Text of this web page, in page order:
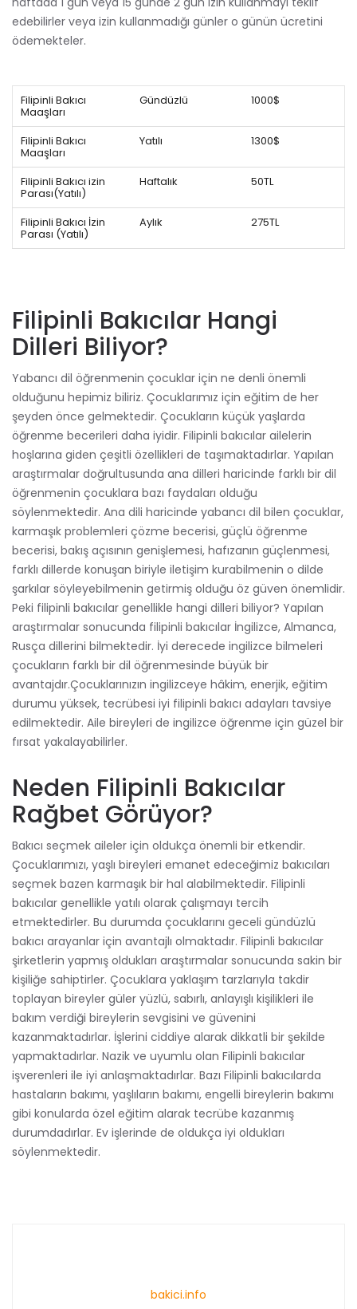
edebilirler veya izin kullanmadığı günler o günün ücretini
ödemekteler.
Filipinli Bakıcı
Maaşları
Gündüzlü 1000$
Filipinli Bakıcı
Maaşları
Yatılı 1300$
Filipinli Bakıcı izin
Parası(Yatılı)
Haftalık 50TL
Filipinli Bakıcı İzin
Parası (Yatılı)
Aylık 275TL
Filipinli Bakıcılar Hangi
Dilleri Biliyor?
Yabancı dil öğrenmenin çocuklar için ne denli önemli
olduğunu hepimiz biliriz. Çocuklarımız için eğitim de her
şeyden önce gelmektedir. Çocukların küçük yaşlarda
öğrenme becerileri daha iyidir. Filipinli bakıcılar ailelerin
hoşlarına giden çeşitli özellikleri de taşımaktadırlar. Yapılan
araştırmalar doğrultusunda ana dilleri haricinde farklı bir dil
öğrenmenin çocuklara bazı faydaları olduğu
söylenmektedir. Ana dili haricinde yabancı dil bilen çocuklar,
karmaşık problemleri çözme becerisi, güçlü öğrenme
becerisi, bakış açısının genişlemesi, hafızanın güçlenmesi,
farklı dillerde konuşan biriyle iletişim kurabilmenin o dilde
şarkılar söyleyebilmenin getirmiş olduğu öz güven önemlidir.
Peki filipinli bakıcılar genellikle hangi dilleri biliyor? Yapılan
araştırmalar sonucunda filipinli bakıcılar İngilizce, Almanca,
Rusça dillerini bilmektedir. İyi derecede ingilizce bilmeleri
çocukların farklı bir dil öğrenmesinde büyük bir
avantajdır.Çocuklarınızın ingilizceye hâkim, enerjik, eğitim
durumu yüksek, tecrübesi iyi filipinli bakıcı adayları tavsiye
edilmektedir. Aile bireyleri de ingilizce öğrenme için güzel bir
fırsat yakalayabilirler.
Neden Filipinli Bakıcılar
Rağbet Görüyor?
Bakıcı seçmek aileler için oldukça önemli bir etkendir.
Çocuklarımızı, yaşlı bireyleri emanet edeceğimiz bakıcıları
seçmek bazen karmaşık bir hal alabilmektedir. Filipinli
bakıcılar genellikle yatılı olarak çalışmayı tercih
etmektedirler. Bu durumda çocuklarını geceli gündüzlü
bakıcı arayanlar için avantajlı olmaktadır. Filipinli bakıcılar
şirketlerin yapmış oldukları araştırmalar sonucunda sakin bir
kişiliğe sahiptirler. Çocuklara yaklaşım tarzlarıyla takdir
toplayan bireyler güler yüzlü, sabırlı, anlayışlı kişilikleri ile
bakım verdiği bireylerin sevgisini ve güvenini
kazanmaktadırlar. İşlerini ciddiye alarak dikkatli bir şekilde
yapmaktadırlar. Nazik ve uyumlu olan Filipinli bakıcılar
işverenleri ile iyi anlaşmaktadırlar. Bazı Filipinli bakıcılarda
hastaların bakımı, yaşlıların bakımı, engelli bireylerin bakımı
gibi konularda özel eğitim alarak tecrübe kazanmış
durumdadırlar. Ev işlerinde de oldukça iyi oldukları
söylenmektedir.
bakici.info